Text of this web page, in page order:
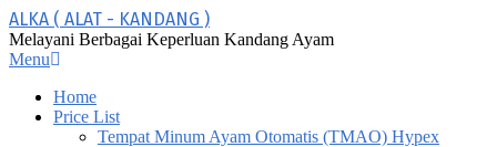
Skip
to
content
ALKA ( ALAT - KANDANG )
Melayani Berbagai Keperluan Kandang Ayam
Primary
Menu
Menu
Home
Price List
Tempat Minum Ayam Otomatis (TMAO) Hypex